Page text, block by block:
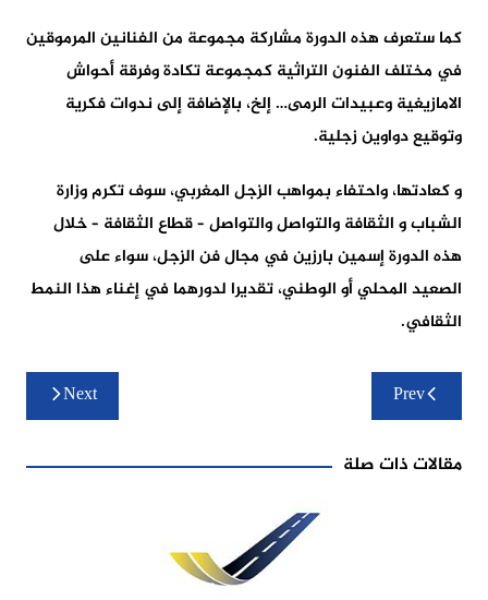
كما ستعرف هذه الدورة مشاركة مجموعة من الفنانين المرموقين
في مختلف الفنون التراثية كمجموعة تكادة وفرقة أحواش
الامازيغية وعبيدات الرمى… إلخ، بالإضافة إلى ندوات فكرية
وتوقيع دواوين زجلية.
و كعادتها، واحتفاء بمواهب الزجل المغربي، سوف تكرم وزارة
الشباب و الثقافة والتواصل والتواصل – قطاع الثقافة – خلال
هذه الدورة إسمين بارزين في مجال فن الزجل، سواء على
الصعيد المحلي أو الوطني، تقديرا لدورهما في إغناء هذا النمط
الثقافي.
تصفّح
المقالاتPrev
Next
مقالات ذات صلة